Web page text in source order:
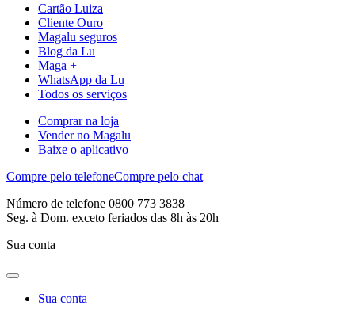
Cartão Luiza
Cliente Ouro
Magalu seguros
Blog da Lu
Maga +
WhatsApp da Lu
Todos os serviços
Comprar na loja
Vender no Magalu
Baixe o aplicativo
Compre pelo telefoneCompre pelo chat
Número de telefone 0800 773 3838
Seg. à Dom. exceto feriados das 8h às 20h
Sua conta
Sua conta